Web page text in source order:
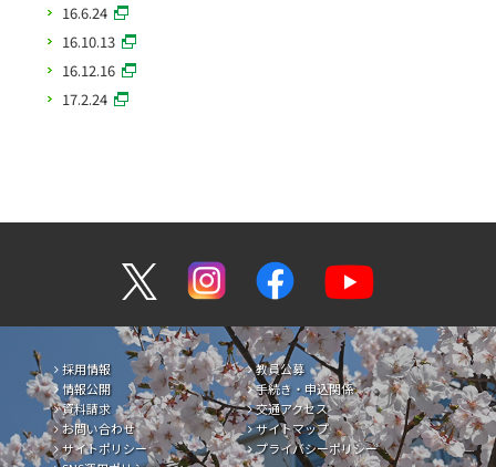
16.6.24
16.10.13
16.12.16
17.2.24
採用情報
教員公募
情報公開
手続き・申込関係
資料請求
交通アクセス
お問い合わせ
サイトマップ
サイトポリシー
プライバシーポリシー